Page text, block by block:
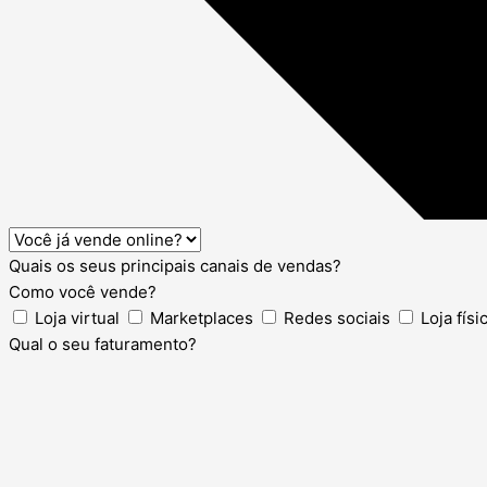
Quais os seus principais canais de vendas?
Como você vende?
Loja virtual
Marketplaces Redes sociais
Loja
Qual o seu faturamento?